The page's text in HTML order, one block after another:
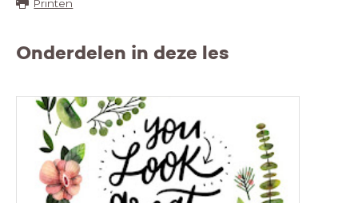
Printen
Onderdelen in deze les